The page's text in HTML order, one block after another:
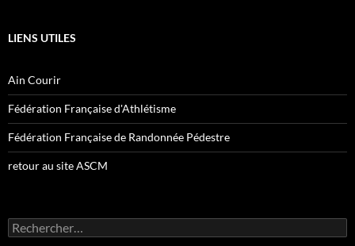
LIENS UTILES
Ain Courir
Fédération Française d'Athlétisme
Fédération Française de Randonnée Pédestre
retour au site ASCM
Rechercher :